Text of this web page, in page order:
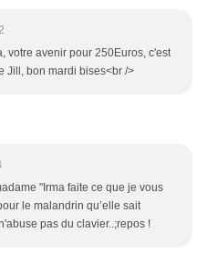
votre avenir pour 250Euros, c'est
Jill, bon mardi bises<br />
"Irma faite ce que je vous
le malandrin qu’elle sait
pas du clavier..;repos !